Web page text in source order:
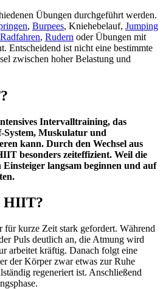
Übungen durchgeführt werden.
, Burpees, Kniehebelauf, Jumping
Radfahren, Rudern oder Übungen mit
Entscheidend ist nicht eine bestimmte
zwischen hoher Belastung und
Intervalltraining, das
System, Muskulatur und
kann. Durch den Wechsel aus
besonders zeiteffizient. Weil die
Einsteiger langsam beginnen und auf
HIIT?
kurze Zeit stark gefordert. Während
Puls deutlich an, die Atmung wird
arbeitet kräftig. Danach folgt eine
der Körper zwar etwas zur Ruhe
regeneriert ist. Anschließend